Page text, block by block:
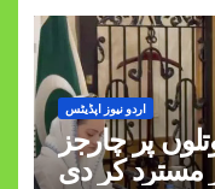
اردو نیوز اپڈیٹس
پر چارجز
مسترد کر دی